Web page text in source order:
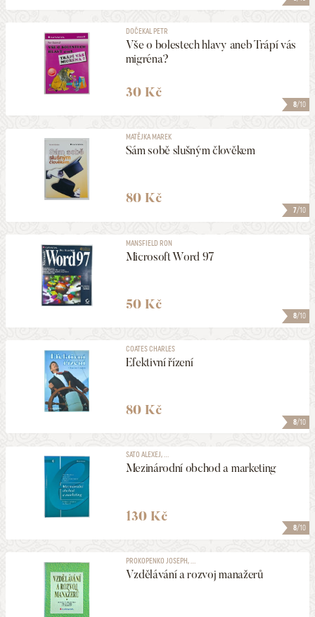
8/10
DOČEKAL PETR
Vše o bolestech hlavy aneb Trápí vás
migréna?
30 Kč
7/10
MATĚJKA MAREK
Sám sobě slušným člověkem
80 Kč
8/10
MANSFIELD RON
Microsoft Word 97
50 Kč
8/10
COATES CHARLES
Efektivní řízení
80 Kč
8/10
SATO ALEXEJ, ...
Mezinárodní obchod a marketing
130 Kč
PROKOPENKO JOSEPH, ...
Vzdělávání a rozvoj manažerů